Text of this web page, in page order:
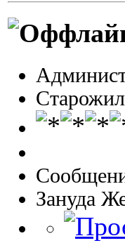
Старожил
Зануда